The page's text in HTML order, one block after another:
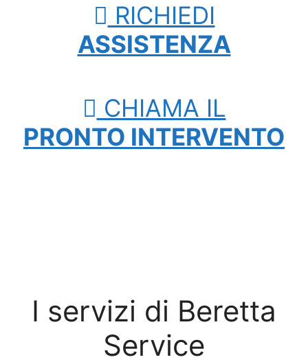
RICHIEDI
ASSISTENZA
CHIAMA IL
PRONTO INTERVENTO
I servizi di Beretta
Service